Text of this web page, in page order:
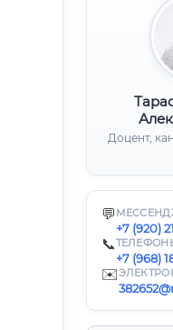
Доцент,
💬
+7 (920)
📞
+7 (968)
✉️